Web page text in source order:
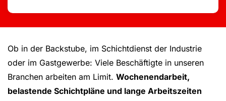
Ob in der Backstube, im Schichtdienst der Industrie
oder im Gastgewerbe: Viele Beschäftigte in unseren
Branchen arbeiten am Limit. Wochenendarbeit,
belastende Schichtpläne und lange Arbeitszeiten